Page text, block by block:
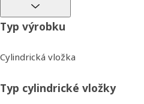
Typ výrobku
Cylindrická vložka
Typ cylindrické vložky